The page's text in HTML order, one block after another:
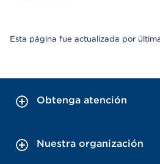
Esta página fue actualizada por
Obtenga atención
Nuestra organización